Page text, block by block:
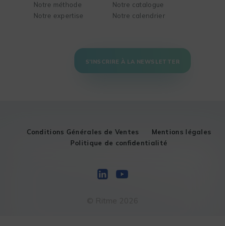
Notre méthode
Notre expertise
Notre catalogue
Notre calendrier
S'INSCRIRE À LA NEWSLETTER
Conditions Générales de Ventes
Mentions légales
Politique de confidentialité